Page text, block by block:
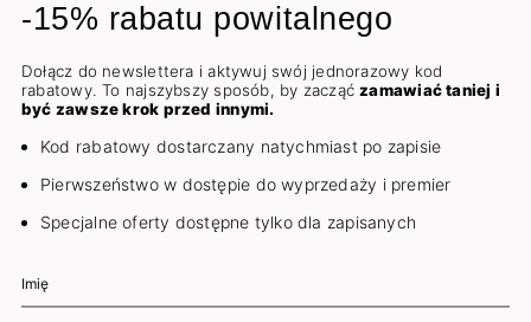
-15% rabatu powitalnego
Dołącz do newslettera i aktywuj swój jednorazowy kod
rabatowy. To najszybszy sposób, by zacząćzamawiać taniej i
być zawsze krok przed innymi.
Kod rabatowy dostarczany natychmiast po zapisie
Pierwszeństwo w dostępie do wyprzedaży i premier
Specjalne oferty dostępne tylko dla zapisanych